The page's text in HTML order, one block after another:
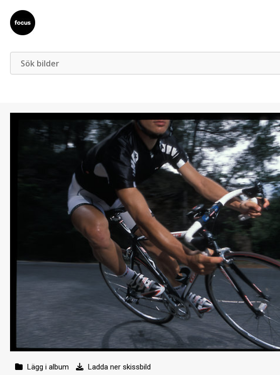
Lägg i album Ladda ner skissbild